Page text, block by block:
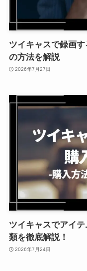
ツイキャスで録画
の方法を解説
2026年7月27日
ツイキャスでアイ
類を徹底解説！
2026年7月24日